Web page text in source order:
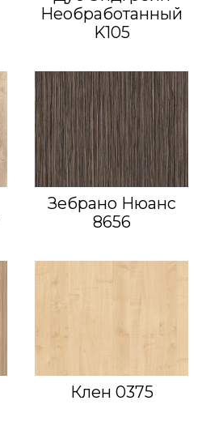
Необработанный
K105
Зебрано Нюанс
8656
Клен 0375